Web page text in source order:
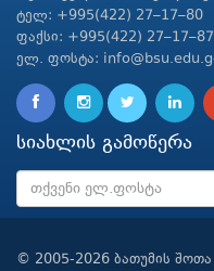
ტელ: +995(422) 27–17–80
ფაქსი: +995(422) 27–17–87
ელ. ფოსტა:
სიახლის გამოწერა
© 2005-2026 ბათუმის